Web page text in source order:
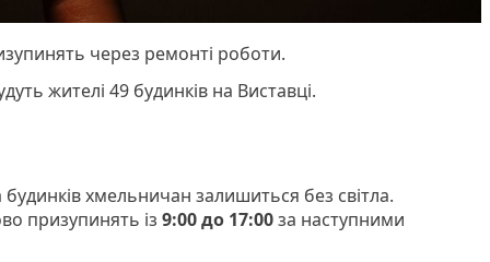
через ремонті роботи.
жителі 49 будинків на Виставці.
будинків хмельничан залишиться без світла.
призупинять із9:00 до 17:00за наступними